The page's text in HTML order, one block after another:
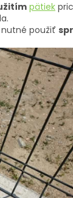
pätiek
nutné použiť